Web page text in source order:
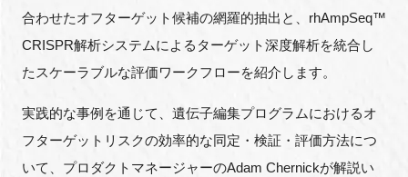
合わせたオフターゲット候補の網羅的抽出と、 rhAmpSeq™
CRISPR解析システムによるターゲット深度解析を統合し
たスケーラブルな評価ワークフローを紹介します。
実践的な事例を通じて、遺伝子編集プログラムにおけるオ
フターゲットリスクの効率的な同定・検証・評価方法につ
いて、プロダクトマネージャーのAdam Chernickが解説い